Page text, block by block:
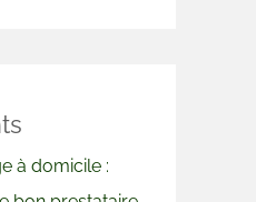
à domicile :